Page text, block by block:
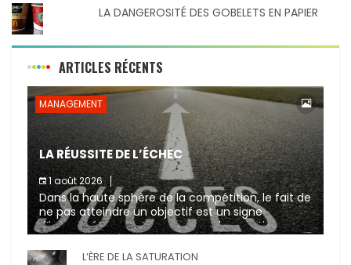
LA DANGEROSITÉ DES GOBELETS EN PAPIER
ARTICLES RÉCENTS
MANAGEMENT
LA RÉUSSITE DE L’ÉCHEC
1 août 2026
Dans la haute sphère de la compétition, le fait de
ne pas atteindre un objectif est un signe
d’incompétence et une source de sanctions
diverses (avertissement, […]
L’ÈRE DE LA SATURATION